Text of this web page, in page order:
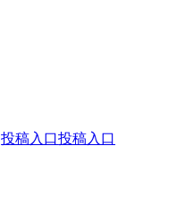
投稿入口投稿入口